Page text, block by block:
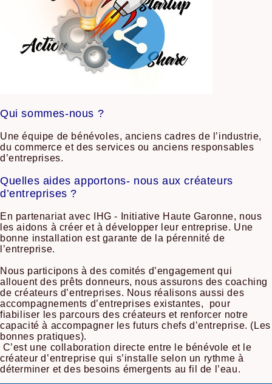
Qui sommes-nous ?
Une équipe de bénévoles, anciens cadres de l’industrie,
du commerce et des services ou anciens responsables
d’entreprises.
Quelles aides apportons- nous aux créateurs
d’entreprises ?
En partenariat avec IHG - Initiative Haute Garonne, nous
les aidons à créer et à développer leur entreprise. Une
bonne installation est garante de la pérennité de
l’entreprise.
Nous participons à des comités d’engagement qui
allouent des prêts donneurs, nous assurons des coaching
de créateurs d’entreprises. Nous réalisons aussi des
accompagnements d’entreprises existantes, pour
fiabiliser les parcours des créateurs et renforcer notre
capacité à accompagner les futurs chefs d’entreprise. (Les
bonnes pratiques).
C’est une collaboration directe entre le bénévole et le
créateur d’entreprise qui s’installe selon un rythme à
déterminer et des besoins émergents au fil de l’eau.